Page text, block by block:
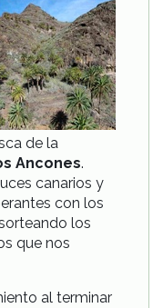
de la
Ancones.
canarios y
con los
los
que nos
al terminar